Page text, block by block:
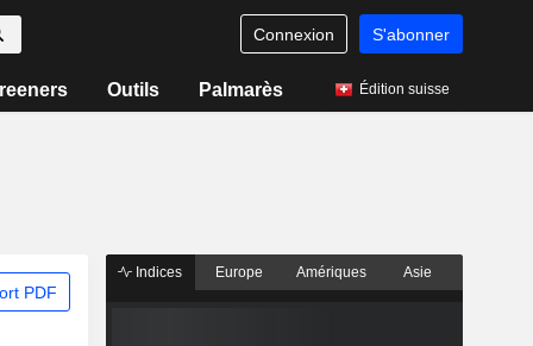
Connexion S'abonner
Outils Palmarès Édition suisse
PDF
Indices Europe Amériques Asie